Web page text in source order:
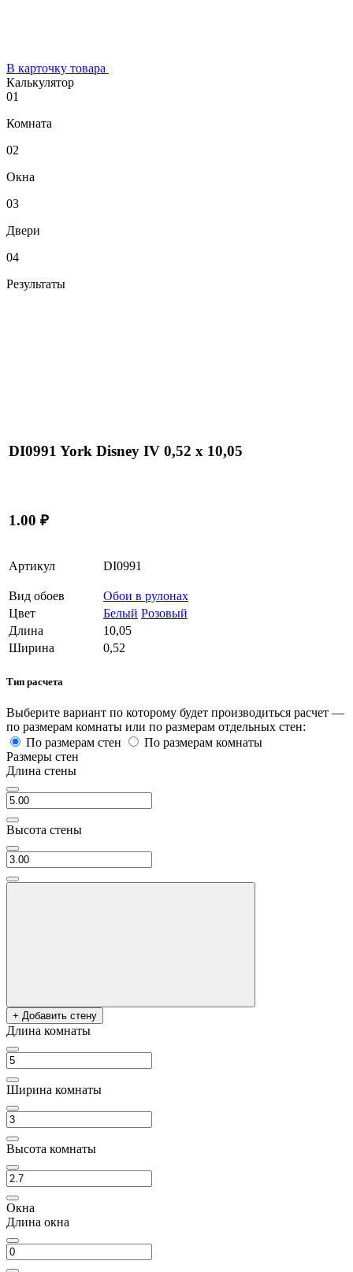
В карточку товара
Калькулятор
01
Комната
02
Окна
03
Двери
04
Результаты
DI0991 York Disney IV 0,52 x 10,05
1.00 ₽
Артикул DI0991
Вид обоев
Обои в рулонах
Цвет
Белый Розовый
Длина
10,05
Ширина
0,52
Тип расчета
Выберите вариант по которому будет производиться расчет —
по размерам комнаты или по размерам отдельных стен:
По размерам стен
По размерам комнаты
Размеры стен
Длина стены
Высота стены
+ Добавить стену
Длина комнаты
Ширина комнаты
Высота комнаты
Окна
Длина окна